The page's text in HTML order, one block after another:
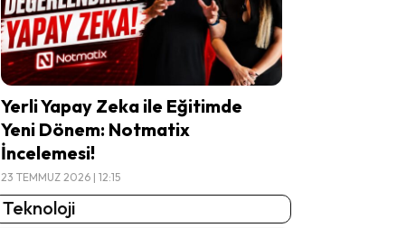
Yerli Yapay Zeka ile Eğitimde
Yeni Dönem: Notmatix
İncelemesi!
23 TEMMUZ 2026 | 12:15
Teknoloji